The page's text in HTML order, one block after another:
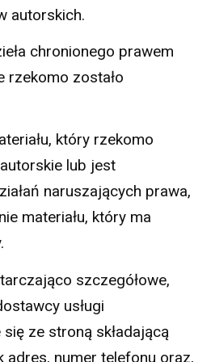
autorskich.
chronionego prawem
rzekomo zostało
który rzekomo
lub jest
naruszających prawa,
materiału, który ma
szczegółowe,
usługi
ze stroną składającą
adres, numer telefonu oraz,